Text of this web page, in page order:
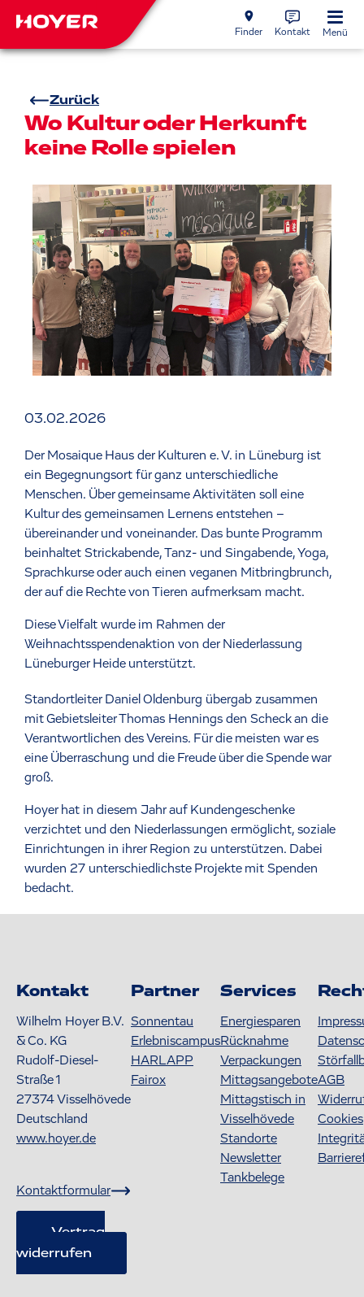
Finder Kontakt Menü
Zurück
Wo Kultur oder Herkunft
keine Rolle spielen
03.02.2026
Der Mosaique Haus der Kulturen e. V. in Lüneburg ist
ein Begegnungsort für ganz unterschiedliche
Menschen. Über gemeinsame Aktivitäten soll eine
Kultur des gemeinsamen Lernens entstehen –
übereinander und voneinander. Das bunte Programm
beinhaltet Strickabende, Tanz- und Singabende, Yoga,
Sprachkurse oder auch einen veganen Mitbringbrunch,
der auf die Rechte von Tieren aufmerksam macht.
Diese Vielfalt wurde im Rahmen der
Weihnachtsspendenaktion von der Niederlassung
Lüneburger Heide unterstützt.
Standortleiter Daniel Oldenburg übergab zusammen
mit Gebietsleiter Thomas Hennings den Scheck an die
Verantwortlichen des Vereins. Für die meisten war es
eine Überraschung und die Freude über die Spende war
groß.
Hoyer hat in diesem Jahr auf Kundengeschenke
verzichtet und den Niederlassungen ermöglicht, soziale
Einrichtungen in ihrer Region zu unterstützen. Dabei
wurden 27 unterschiedlichste Projekte mit Spenden
bedacht.
Kontakt
Wilhelm Hoyer B.V.
& Co. KG
Rudolf-Diesel-
Straße 1
27374Visselhövede
Deutschland
www.hoyer.de
Kontaktformular
Vertrag
widerrufen
Partner
Sonnentau
Erlebniscampus
HARLAPP
Fairox
Services
Energiesparen
Rücknahme
Verpackungen
Mittagsangebote
Mittagstisch in
Visselhövede
Standorte
Newsletter
Tankbelege
AGB
Cookies